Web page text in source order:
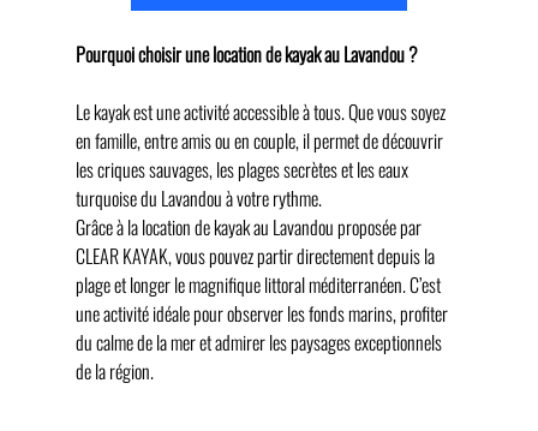
Pourquoi choisir une location de kayak au Lavandou ?
Le kayak est une activité accessible à tous. Que vous soyez
en famille, entre amis ou en couple, il permet de découvrir
les criques sauvages, les plages secrètes et les eaux
turquoise du Lavandou à votre rythme.
Grâce à la location de kayak au Lavandou proposée par
CLEAR KAYAK, vous pouvez partir directement depuis la
plage et longer le magnifique littoral méditerranéen. C’est
une activité idéale pour observer les fonds marins, profiter
du calme de la mer et admirer les paysages exceptionnels
de la région.